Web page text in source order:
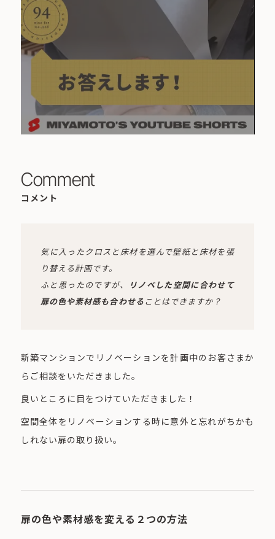
Comment
コメント
気に入ったクロスと床材を選んで壁紙と床材を張
り替える計画です。
ふと思ったのですが、
リノベした空間に合わせて
扉の色や素材感も合わせることはできますか？
新築マンションでリノベーションを計画中のお客さまか
らご相談をいただきました。
良いところに目をつけていただきました！
空間全体をリノベーションする時に意外と忘れがちかも
しれない扉の取り扱い。
扉の色や素材感を変える２つの方法